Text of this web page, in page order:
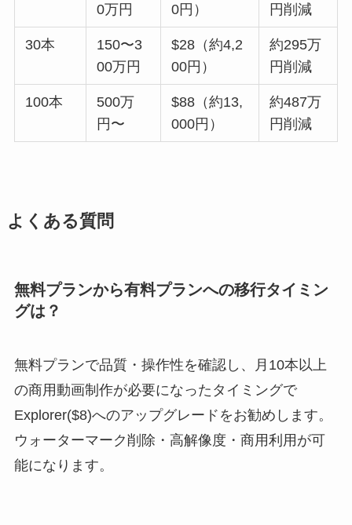
0万円
0円）
円削減
30本
150〜3
00万円
$28（約4,2
00円）
約295万
円削減
100本
500万
円〜
$88（約13,
000円）
約487万
円削減
よくある質問
無料プランから有料プランへの移行タイミン
グは？
無料プランで品質・操作性を確認し、月10本以上
の商用動画制作が必要になったタイミングで
Explorer($8)へのアップグレードをお勧めします。
ウォーターマーク削除・高解像度・商用利用が可
能になります。